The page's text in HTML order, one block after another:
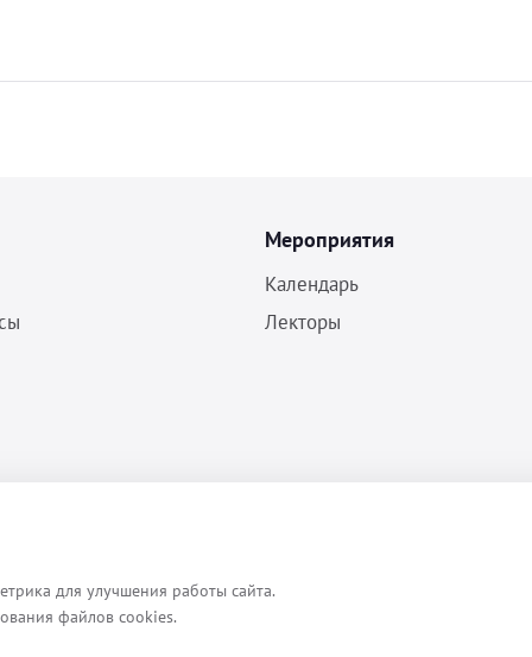
Мероприятия
Календарь
Лекторы
для улучшения работы сайта.
файлов cookies.